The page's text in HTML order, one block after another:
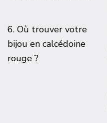
6. Où trouver votre
bijou en calcédoine
rouge ?